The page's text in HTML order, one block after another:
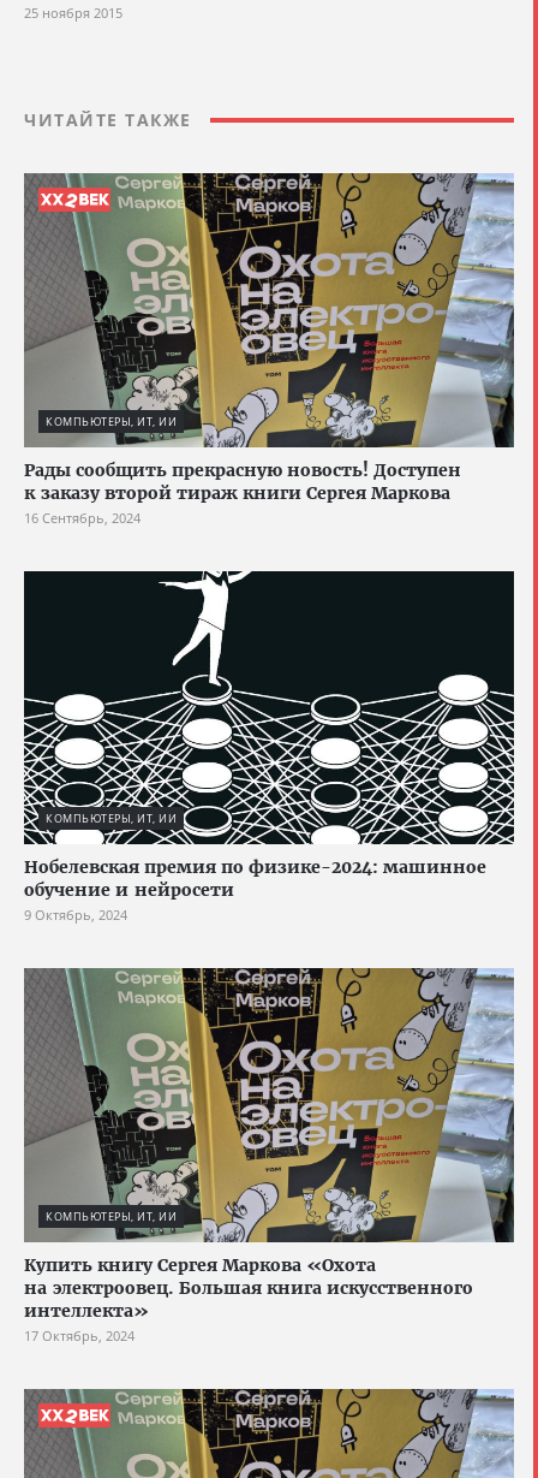
25 ноября 2015
ЧИТАЙТЕ ТАКЖЕ
КОМПЬЮТЕРЫ, ИТ, ИИ
Рады сообщить прекрасную новость! Доступен
к заказу второй тираж книги Сергея Маркова
16 Сентябрь, 2024
КОМПЬЮТЕРЫ, ИТ, ИИ
Нобелевская премия по физике-2024: машинное
обучение и нейросети
9 Октябрь, 2024
КОМПЬЮТЕРЫ, ИТ, ИИ
Купить книгу Сергея Маркова «Охота
на электроовец. Большая книга искусственного
интеллекта»
17 Октябрь, 2024